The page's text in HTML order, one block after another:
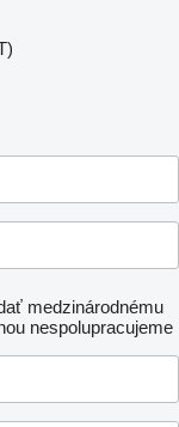
medzinárodnému
nespolupracujeme